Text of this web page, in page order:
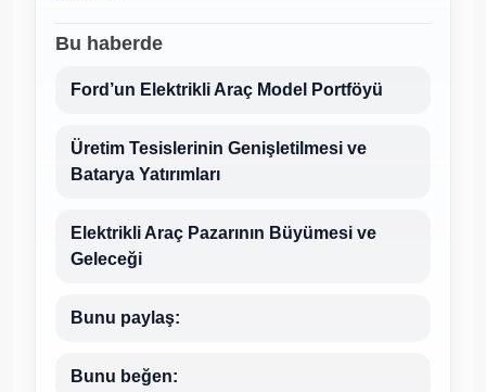
Bu haberde
Ford’un Elektrikli Araç Model Portföyü
Üretim Tesislerinin Genişletilmesi ve
Batarya Yatırımları
Elektrikli Araç Pazarının Büyümesi ve
Geleceği
Bunu paylaş:
Bunu beğen: